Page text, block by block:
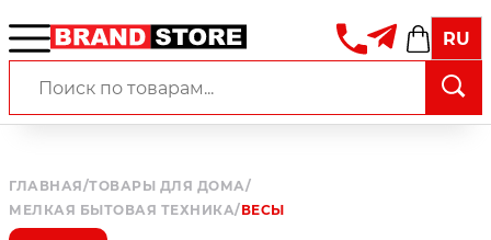
RU
ГЛАВНАЯ/ТОВАРЫ ДЛЯ ДОМА/
МЕЛКАЯ БЫТОВАЯ ТЕХНИКА/ВЕСЫ